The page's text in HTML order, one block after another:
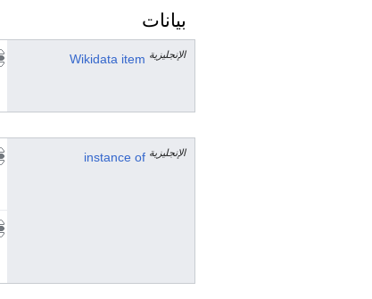
بيانات
Wikidata item الإنجليزية
instance of الإنجليزية